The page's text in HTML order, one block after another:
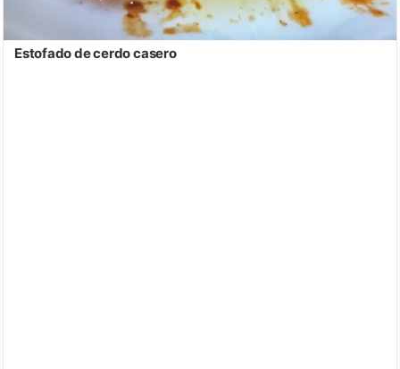
Estofado de cerdo casero